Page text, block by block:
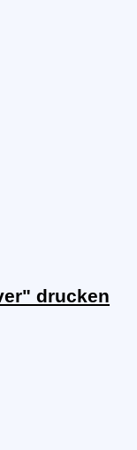
drucken